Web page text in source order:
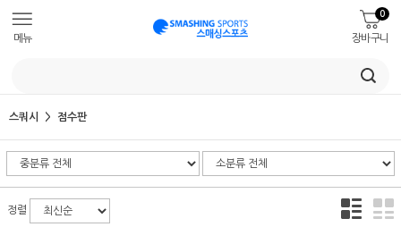
메뉴 장바구니
0
스쿼시 점수판
정렬